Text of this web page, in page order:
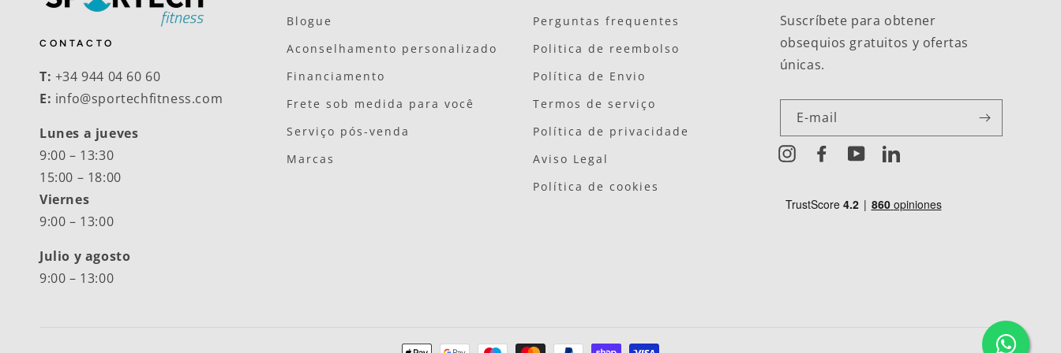
CONTACTO
T: +34 944 04 60 60
E: info@sportechfitness.com
Lunes a jueves
9:00 – 13:30
15:00 – 18:00
Viernes
9:00 – 13:00
Julio y agosto
9:00 – 13:00
Blogue
Aconselhamento personalizado
Financiamento
Frete sob medida para você
Serviço pós-venda
Marcas
Perguntas frequentes
Politica de reembolso
Política de Envio
Termos de serviço
Política de privacidade
Aviso Legal
Política de cookies
Suscríbete para obtener
obsequios gratuitos y ofertas
únicas.
E-mail
InstagramFacebookYouTubeLinkedIn